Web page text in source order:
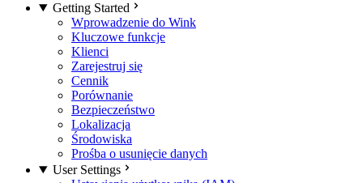
Getting Started
Wprowadzenie do Wink
Kluczowe funkcje
Klienci
Zarejestruj się
Cennik
Porównanie
Bezpieczeństwo
Lokalizacja
Środowiska
Prośba o usunięcie danych
User Settings